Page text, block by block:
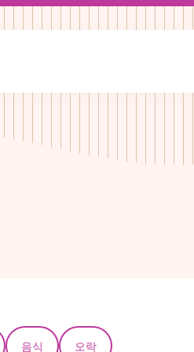
음식 오락